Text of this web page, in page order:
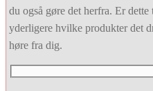
du også gøre det herfra. Er
yderligere hvilke produkter det
høre fra dig.